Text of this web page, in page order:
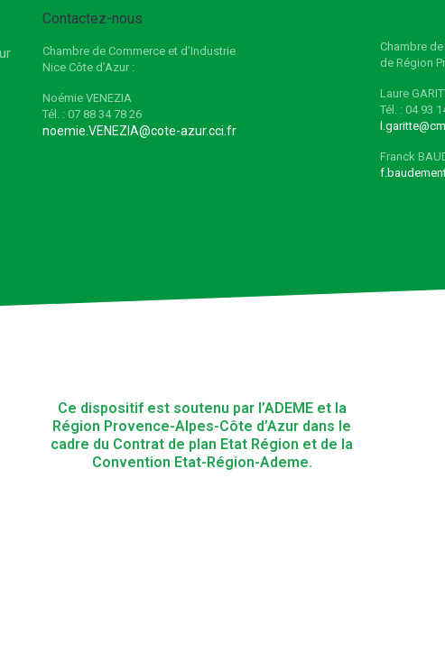
Contactez-nous
Chambre de Commerce et d’Industrie
Nice Côte d’Azur :
Noémie VENEZIA
Tél. : 07 88 34 78 26
noemie.VENEZIA@cote-azur.cci.fr
Chambre
de Région
Laure
Tél. : 04 93
Franck
Ce dispositif est soutenu par l’ADEME et la
Région Provence-Alpes-Côte d’Azur dans le
cadre du Contrat de plan Etat Région et de la
Convention Etat-Région-Ademe.